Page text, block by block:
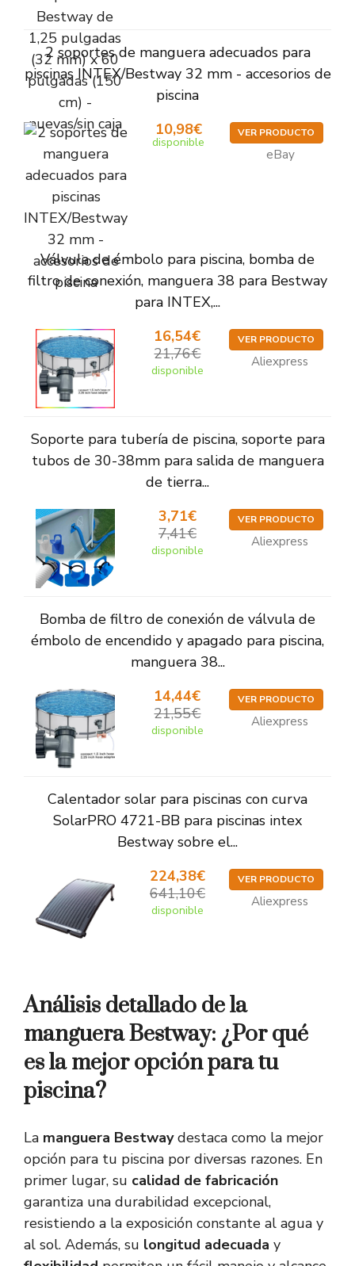
2 soportes de manguera adecuados para
piscinas INTEX/Bestway 32 mm - accesorios de
piscina
10,98€
disponible
VER PRODUCTO
eBay
Válvula de émbolo para piscina, bomba de
filtro de conexión, manguera 38 para Bestway
para INTEX,...
16,54€
21,76€
disponible
VER PRODUCTO
Aliexpress
Soporte para tubería de piscina, soporte para
tubos de 30-38mm para salida de manguera
de tierra...
3,71€
7,41€
disponible
VER PRODUCTO
Aliexpress
Bomba de filtro de conexión de válvula de
émbolo de encendido y apagado para piscina,
manguera 38...
14,44€
21,55€
disponible
VER PRODUCTO
Aliexpress
Calentador solar para piscinas con curva
SolarPRO 4721-BB para piscinas intex
Bestway sobre el...
224,38€
641,10€
disponible
VER PRODUCTO
Aliexpress
Análisis detallado de la
manguera Bestway: ¿Por qué
es la mejor opción para tu
piscina?
La manguera Bestwaydestaca como la mejor
opción para tu piscina por diversas razones. En
primer lugar, su calidad de fabricación
garantiza una durabilidad excepcional,
resistiendo a la exposición constante al agua y
al sol. Además, su longitud adecuada y